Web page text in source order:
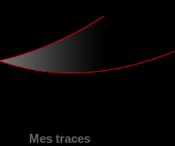
Mes traces